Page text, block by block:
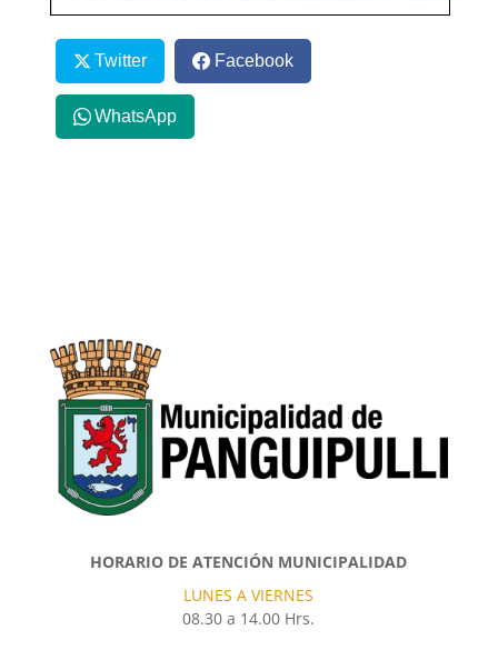
Twitter Facebook
WhatsApp
HORARIO DE ATENCIÓN MUNICIPALIDAD
LUNES A VIERNES
08.30 a 14.00 Hrs.